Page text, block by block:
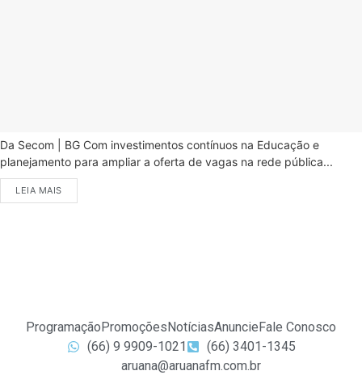
Da Secom | BG Com investimentos contínuos na Educação e
planejamento para ampliar a oferta de vagas na rede pública...
LEIA MAIS
ProgramaçãoPromoçõesNotíciasAnuncieFale Conosco
(66) 9 9909-1021
(66) 3401-1345
aruana@aruanafm.com.br